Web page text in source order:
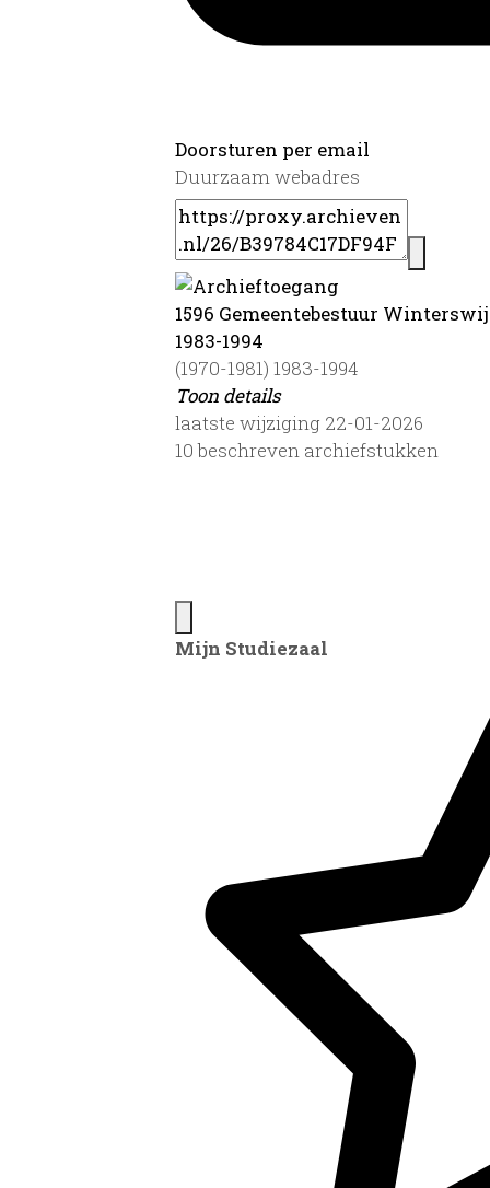
Doorsturen per email
Duurzaam webadres
1596 Gemeentebestuur
1983-1994
(1970-1981) 1983-1994
Toon details
Datering:
(1970-1981) 1983-1994
Omvang:
Creative
Bij het citeren in annotatie en
eenmaal volledig en zonder
volstaan met verkorte aanhaling.
Information obtained from our
source and our archive must be
abbreviations.
VOLLEDIG/Full:
Erfgoedcentrum Achterhoek en
Gemeentebestuur Winterswijk -
VERKORT/Thereafter:
Algemeen bestuur en Politiek
Kunst, Cultuur en
laatste wijziging 22-01-2026
10 beschreven archiefstukken
Mijn Studiezaal